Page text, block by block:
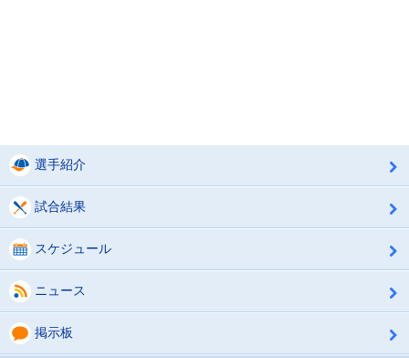
選手紹介
試合結果
スケジュール
ニュース
掲示板